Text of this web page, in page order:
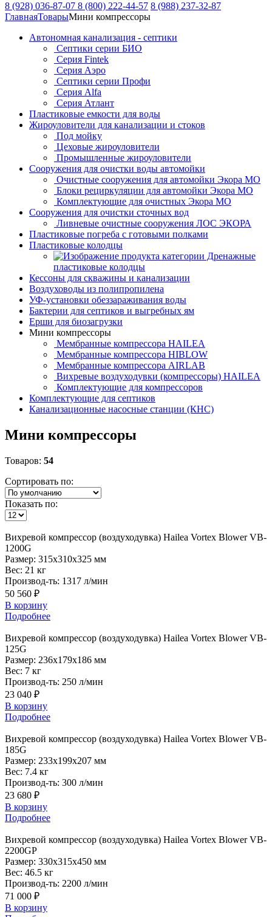
8 (928) 036-87-07 8 (800) 222-44-57 8 (988) 237-32-87
ГлавнаяТоварыМини компрессоры
Автономная канализация - септики
Септики серии БИО
Серия Fintek
Серия Аэро
Септики серии Профи
Серия Alfa
Серия Атлант
Пластиковые емкости для воды
Жироуловители для канализации и стоков
Под мойку
Цеховые жироуловители
Промышленные жироуловители
Сооружения для очистки воды автомойки
Очистные сооружения для автомойки Экора МО
Блоки рециркуляции для автомойки Экора МО
Комплектующие для очистных Экора МО
Сооружения для очистки сточных вод
Ливневые очистные сооружения ЛОС ЭКОРА
Пластиковые погреба с готовыми полками
Пластиковые колодцы
Дренажные
пластиковые колодцы
Кессоны для скважины и канализации
Воздуховоды из полипропилена
УФ-установки обеззараживания воды
Бактерии для септиков и выгребных ям
Ерши для биозагрузки
Мини компрессоры
Мембранные компрессора HAILEA
Мембранные компрессора HIBLOW
Мембранные компрессора AIRLAB
Вихревые воздуходувки (компрессоры) HAILEA
Комплектующие для компрессоров
Комплектующие для септиков
Канализационные насосные станции (КНС)
Мини компрессоры
Товаров: 54
Сортировать по:
Показать по:
Вихревой компрессор (воздуходувка) Hailea Vortex Blower VB-
1200G
Размер: 315x310x325 мм
Вес: 21 кг
Производ-ть: 1317 л/мин
50 560 ₽
В корзину
Подробнее
Вихревой компрессор (воздуходувка) Hailea Vortex Blower VB-
125G
Размер: 236x179x186 мм
Вес: 7 кг
Производ-ть: 250 л/мин
23 040 ₽
В корзину
Подробнее
Вихревой компрессор (воздуходувка) Hailea Vortex Blower VB-
185G
Размер: 233x199x207 мм
Вес: 7.4 кг
Производ-ть: 300 л/мин
23 680 ₽
В корзину
Подробнее
Вихревой компрессор (воздуходувка) Hailea Vortex Blower VB-
2200GP
Размер: 330x315x450 мм
Вес: 46.5 кг
Производ-ть: 2200 л/мин
71 000 ₽
В корзину